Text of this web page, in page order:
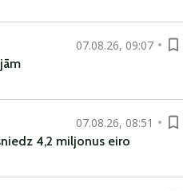
07.08.26, 09:07
07.08.26, 08:51
4,2 miljonus eiro